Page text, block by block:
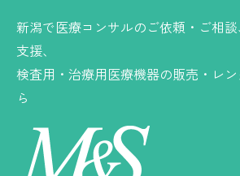
新潟で医療コンサルのご依頼・ご相
支援、
検査用・治療用医療機器の販売・レ
ら